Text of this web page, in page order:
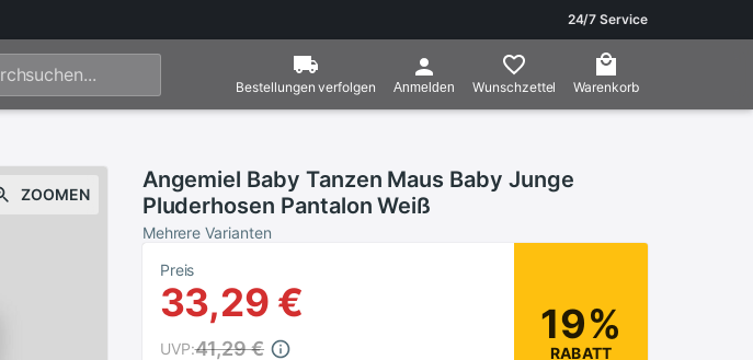
24/7 Service
Bestellungen verfolgen Anmelden Wunschzettel Warenkorb
ZOOMEN
Angemiel Baby Tanzen Maus Baby Junge
Pluderhosen Pantalon Weiß
Mehrere Varianten
Preis
33,29 €
UVP:41,29 €
19%
RABATT